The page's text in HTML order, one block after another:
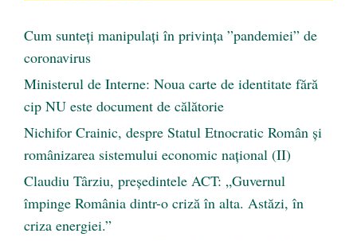
Cum sunteți manipulați în privința ”pandemiei” de
coronavirus
Ministerul de Interne: Noua carte de identitate fără
cip NU este document de călătorie
Nichifor Crainic, despre Statul Etnocratic Român şi
românizarea sistemului economic naţional (II)
Claudiu Târziu, președintele ACT: „Guvernul
împinge România dintr-o criză în alta. Astăzi, în
criza energiei.”